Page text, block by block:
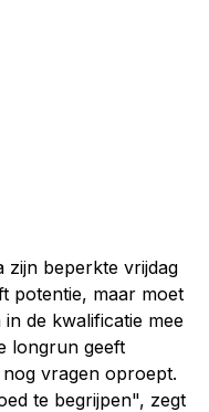
zijn beperkte vrijdag
potentie, maar moet
de kwalificatie mee
longrun geeft
vragen oproept.
te begrijpen", zegt